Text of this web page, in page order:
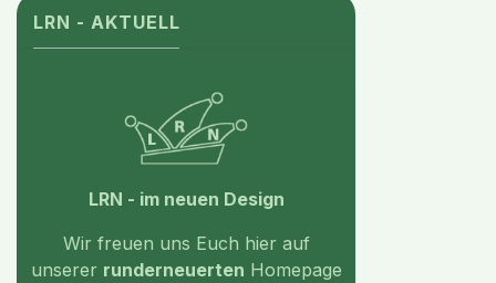
LRN - AKTUELL
LRN - im neuen Design
Wir freuen uns Euch hier auf
unserer runderneuerten Homepage